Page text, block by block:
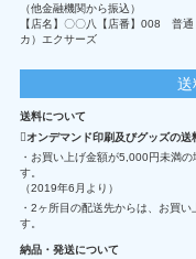
（他金融機関から振込）
【店名】〇〇八【店番】008 普
カ）エクサーズ
送
送料について
オンデマンド印刷及びグッズの送
・お買い上げ金額が5,000円未満
す。
（2019年6月より）
・2ヶ所目の配送先からは、お買
す。
納品・発送について